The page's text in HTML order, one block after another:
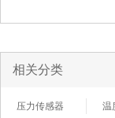
相关分类
压力传感器
温